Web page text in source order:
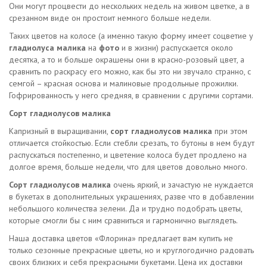
Они могут процвести до нескольких недель на живом цветке, а в
срезанном виде он простоит немного больше недели.
Таких цветов на колосе (а именно такую форму имеет соцветие у
гладиолуса малика на фото и в жизни) распускается около
десятка, а то и больше окрашены они в красно-розовый цвет, а
сравнить по раскрасу его можно, как бы это ни звучало странно, с
семгой – красная основа и малиновые продольные прожилки.
Гофрированность у него средняя, в сравнении с другими сортами.
Сорт гладиолусов малика
Капризный в выращивании, сорт гладиолусов малика при этом
отличается стойкостью. Если стебли срезать, то бутоны в нем будут
распускаться постепенно, и цветение колоса будет продлено на
долгое время, больше недели, что для цветов довольно много.
Сорт гладиолусов малика очень яркий, и зачастую не нуждается
в букетах в дополнительных украшениях, разве что в добавлении
небольшого количества зелени. Да и трудно подобрать цветы,
которые смогли бы с ним сравниться и гармонично выглядеть.
Наша доставка цветов «Флорина» предлагает вам купить не
только сезонные прекрасные цветы, но и круглогодично радовать
своих близких и себя прекрасными букетами. Цена их доставки